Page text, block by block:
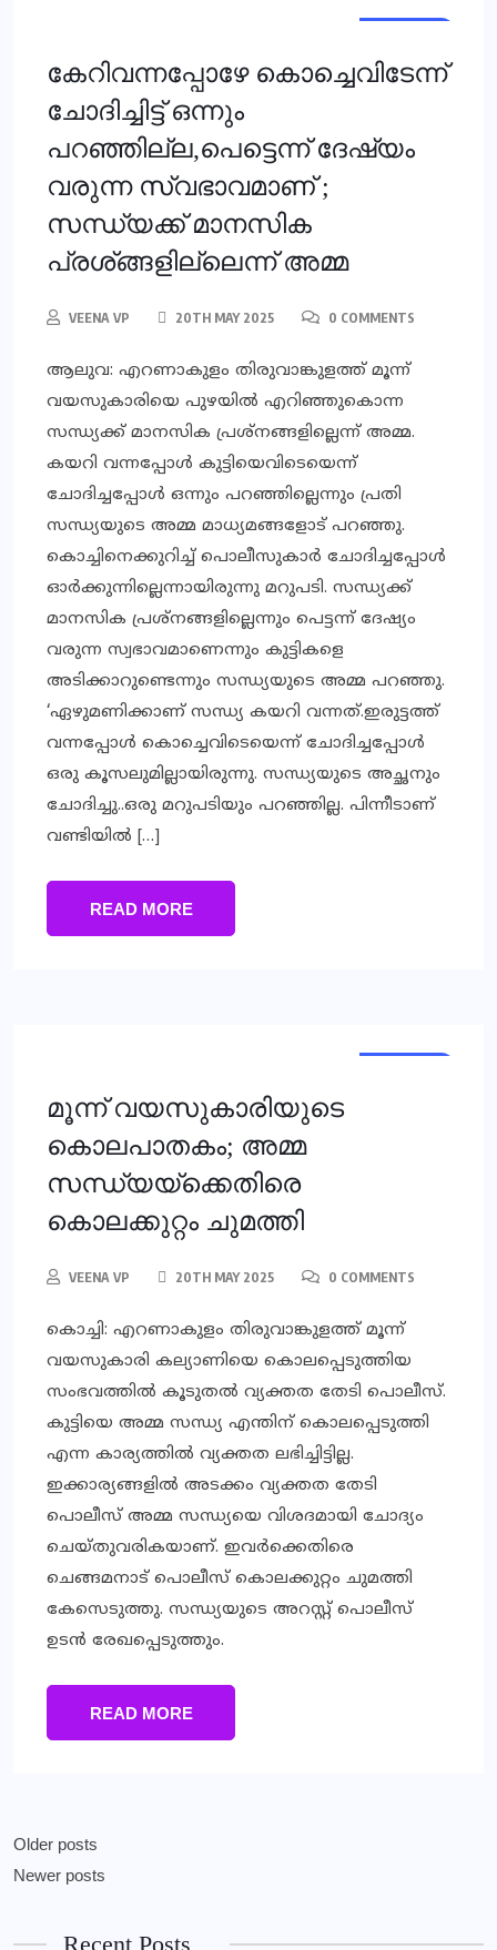
കേറിവന്നപ്പോഴേ കൊച്ചെവിടേന്ന്
ചോദിച്ചിട്ട് ഒന്നും
പറഞ്ഞില്ല,പെട്ടെന്ന് ദേഷ്യം
വരുന്ന സ്വഭാവമാണ് ;
സന്ധ്യക്ക് മാനസിക
പ്രശ്ങ്ങളില്ലെന്ന് അമ്മ
VEENA VP 20TH MAY 2025 0 COMMENTS
ആലുവ: എറണാകുളം തിരുവാങ്കുളത്ത് മൂന്ന്
വയസുകാരിയെ പുഴയില്‍ എറിഞ്ഞുകൊന്ന
സന്ധ്യക്ക് മാനസിക പ്രശ്നങ്ങളില്ലെന്ന് അമ്മ.
കയറി വന്നപ്പോള്‍ കുട്ടിയെവിടെയെന്ന്
ചോദിച്ചപ്പോള്‍ ഒന്നും പറഞ്ഞില്ലെന്നും പ്രതി
സന്ധ്യയുടെ അമ്മ മാധ്യമങ്ങളോട് പറഞ്ഞു.
കൊച്ചിനെക്കുറിച്ച് പൊലീസുകാര്‍ ചോദിച്ചപ്പോള്‍
ഓര്‍ക്കുന്നില്ലെന്നായിരുന്നു മറുപടി. സന്ധ്യക്ക്
മാനസിക പ്രശ്നങ്ങളില്ലെന്നും പെട്ടന്ന് ദേഷ്യം
വരുന്ന സ്വഭാവമാണെന്നും കുട്ടികളെ
അടിക്കാറുണ്ടെന്നും സന്ധ്യയുടെ അമ്മ പറഞ്ഞു.
‘ഏഴുമണിക്കാണ് സന്ധ്യ കയറി വന്നത്.ഇരുട്ടത്ത്
വന്നപ്പോള്‍ കൊച്ചെവിടെയെന്ന് ചോദിച്ചപ്പോള്‍
ഒരു കൂസലുമില്ലായിരുന്നു. സന്ധ്യയുടെ അച്ഛനും
ചോദിച്ചു..ഒരു മറുപടിയും പറഞ്ഞില്ല. പിന്നീടാണ്
വണ്ടിയില്‍ […]
READ MORE
മൂന്ന് വയസുകാരിയുടെ
കൊലപാതകം; അമ്മ
സന്ധ്യയ്ക്കെതിരെ
കൊലക്കുറ്റം ചുമത്തി
VEENA VP 20TH MAY 2025 0 COMMENTS
കൊച്ചി: എറണാകുളം തിരുവാങ്കുളത്ത് മൂന്ന്
വയസുകാരി കല്യാണിയെ കൊലപ്പെടുത്തിയ
സംഭവത്തില്‍ കൂടുതല്‍ വ്യക്തത തേടി പൊലീസ്.
കുട്ടിയെ അമ്മ സന്ധ്യ എന്തിന് കൊലപ്പെടുത്തി
എന്ന കാര്യത്തില്‍ വ്യക്തത ലഭിച്ചിട്ടില്ല.
ഇക്കാര്യങ്ങളില്‍ അടക്കം വ്യക്തത തേടി
പൊലീസ് അമ്മ സന്ധ്യയെ വിശദമായി ചോദ്യം
ചെയ്തുവരികയാണ്. ഇവര്‍ക്കെതിരെ
ചെങ്ങമനാട് പൊലീസ് കൊലക്കുറ്റം ചുമത്തി
കേസെടുത്തു. സന്ധ്യയുടെ അറസ്റ്റ് പൊലീസ്
ഉടന്‍ രേഖപ്പെടുത്തും.
READ MORE
Older posts
Newer posts
Recent Posts